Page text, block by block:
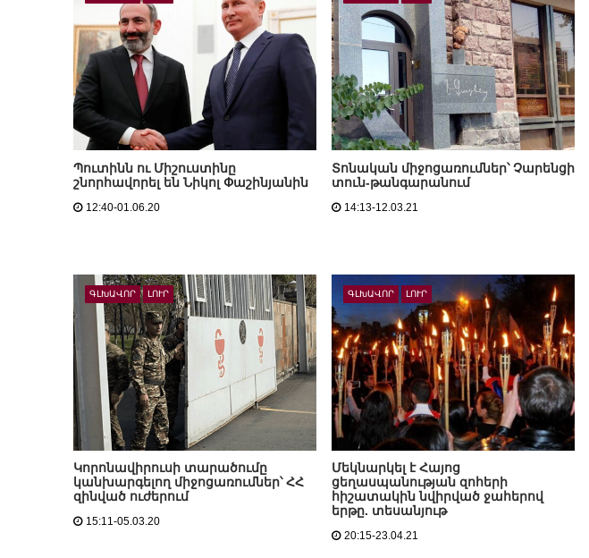
Պուտինն ու Միշուստինը
շնորհավորել են Նիկոլ Փաշինյանին
12:40-01.06.20
Տոնական միջոցառումներ՝ Չարենցի
տուն-թանգարանում
14:13-12.03.21
ԳԼԽԱՎՈՐ ԼՈՒՐ
Կորոնավիրուսի տարածումը
կանխարգելող միջոցառումներ՝ ՀՀ
զինված ուժերում
15:11-05.03.20
ԳԼԽԱՎՈՐ ԼՈՒՐ
Մեկնարկել է Հայոց
ցեղասպանության զոհերի
հիշատակին նվիրված ջահերով
երթը. տեսանյութ
20:15-23.04.21